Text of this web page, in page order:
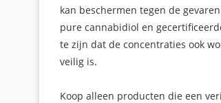
kan beschermen tegen de
pure cannabidiol en
te zijn dat de concentraties ook
veilig is.
Koop alleen producten die een